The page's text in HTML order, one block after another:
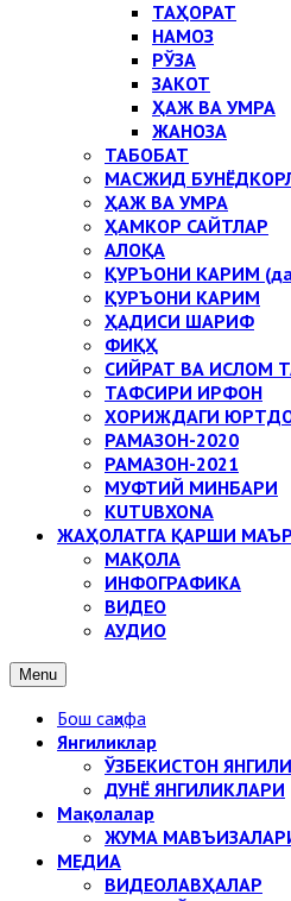
ТАҲОРАТ
НАМОЗ
РЎЗА
ЗАКОТ
ҲАЖ ВА УМРА
ЖАНОЗА
ТАБОБАТ
МАСЖИД
ҲАЖ ВА УМРА
ҲАМКОР САЙТЛАР
АЛОҚА
ҚУРЪОНИ КАРИМ
ҚУРЪОНИ КАРИМ
ҲАДИСИ ШАРИФ
ФИҚҲ
СИЙРАТ ВА ИСЛОМ
ТАФСИРИ ИРФОН
ХОРИЖДАГИ
РАМАЗОН-2020
РАМАЗОН-2021
МУФТИЙ МИНБАРИ
KUTUBXONA
ЖАҲОЛАТГА ҚАРШИ
МАҚОЛА
ИНФОГРАФИКА
ВИДЕО
АУДИО
Menu
Бош саҳифа
Янгиликлар
ЎЗБЕКИСТОН
ДУНЁ ЯНГИЛИКЛАРИ
Мақолалар
ЖУМА
МЕДИА
ВИДЕОЛАВҲАЛАР